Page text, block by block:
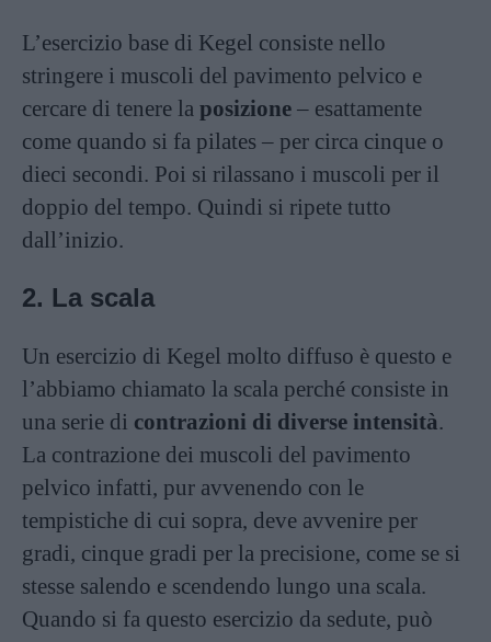
L’esercizio base di Kegel consiste nello
stringere i muscoli del pavimento pelvico e
cercare di tenere la posizione – esattamente
come quando si fa pilates – per circa cinque o
dieci secondi. Poi si rilassano i muscoli per il
doppio del tempo. Quindi si ripete tutto
dall’inizio.
2. La scala
Un esercizio di Kegel molto diffuso è questo e
l’abbiamo chiamato la scala perché consiste in
una serie di contrazioni di diverse intensità.
La contrazione dei muscoli del pavimento
pelvico infatti, pur avvenendo con le
tempistiche di cui sopra, deve avvenire per
gradi, cinque gradi per la precisione, come se si
stesse salendo e scendendo lungo una scala.
Quando si fa questo esercizio da sedute, può